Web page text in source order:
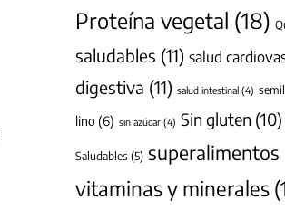
Proteína vegetal (18)
saludables (11) salud
digestiva (11) salud intestinal (4)
lino(6) sin azúcar (4) Sin gluten (10)
Saludables(5) superalimentos
vitaminas y minerales